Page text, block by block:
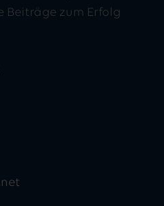
Beiträge zum Erfolg